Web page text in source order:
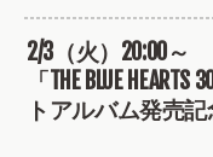
2/3（火）20:00～
「THE BLUE
トアルバム発売